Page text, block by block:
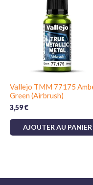
Vallejo TMM 77175
Green (Airbrush)
3,59€
AJOUTER AU PANIER